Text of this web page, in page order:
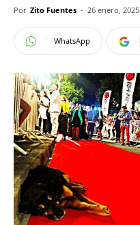
Por Zito Fuentes - 26 enero, 2025
WhatsApp